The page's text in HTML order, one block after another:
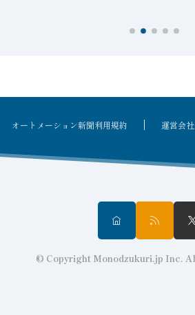
オートメーション新聞利用規約 運営会
© Copyright Monodzukuri.jp Inc.